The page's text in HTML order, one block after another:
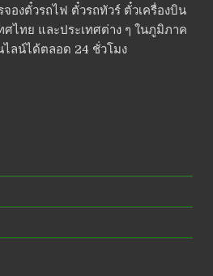
จองตั๋วรถไฟ ตั๋วรถทัวร์ ตั๋วเครื่องบิน
ศไทย และประเทศต่าง ๆ ในภูมิภาค
ไลน์ได้ตลอด 24 ชั่วโมง